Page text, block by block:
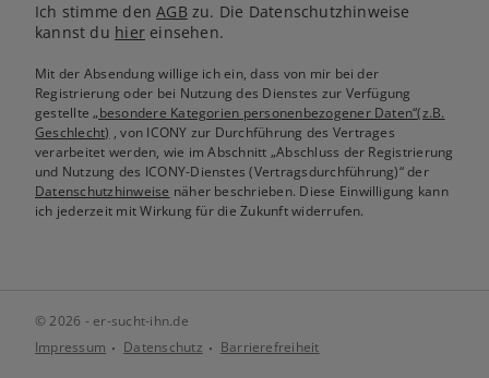
Ich stimme denAGB zu. Die Datenschutzhinweise
kannst du hiereinsehen.
Mit der Absendung willige ich ein, dass von mir bei der
Registrierung oder bei Nutzung des Dienstes zur Verfügung
gestellte„besondere Kategorien personenbezogener Daten“(z.B.
Geschlecht) , von ICONY zur Durchführung des Vertrages
verarbeitet werden, wie im Abschnitt „Abschluss der Registrierung
und Nutzung des ICONY-Dienstes (Vertragsdurchführung)“ der
Datenschutzhinweise näher beschrieben. Diese Einwilligung kann
ich jederzeit mit Wirkung für die Zukunft widerrufen.
© 2026 - er-sucht-ihn.de
Impressum
Datenschutz Barrierefreiheit